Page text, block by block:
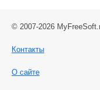
© 2007-2026
Контакты
О сайте